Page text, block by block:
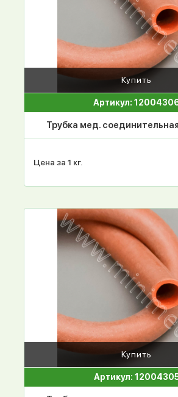
Купить
Артикул:
Трубка мед.
Цена за 1 кг.
Купить
Артикул: